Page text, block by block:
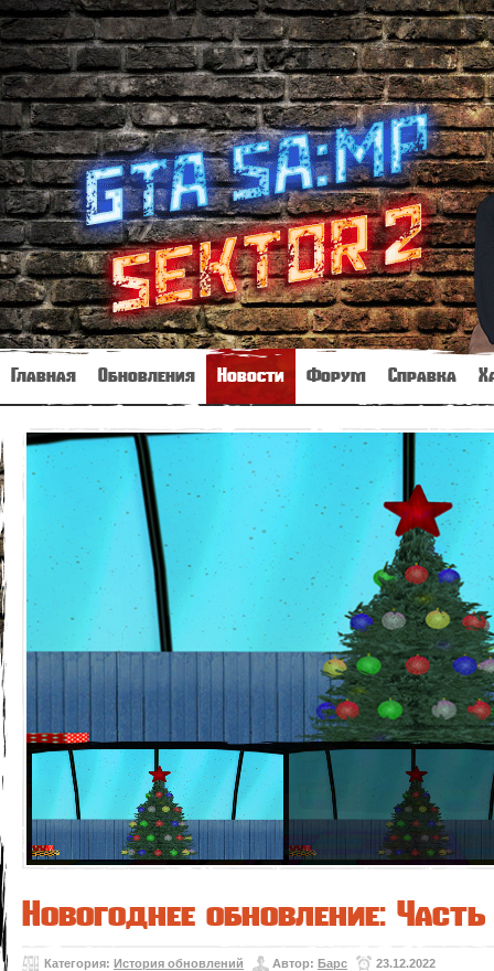
Главная Обновления Новости Форум Справка
Новогоднее обновление:
Категория: История обновлений Автор: Барс 23.12.2022